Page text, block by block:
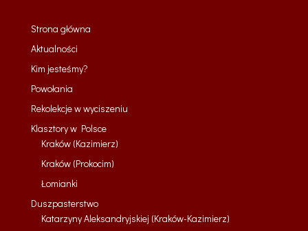
Strona główna
Aktualności
Kim jesteśmy?
Powołania
Rekolekcje w wyciszeniu
Klasztory w Polsce
Kraków (Kazimierz)
Kraków (Prokocim)
Łomianki
Duszpasterstwo
Katarzyny Aleksandryjskiej (Kraków-Kazimierz)